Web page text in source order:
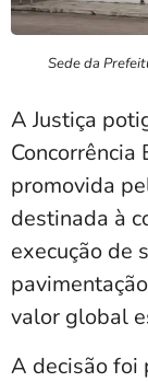
Sede da
A Justiça
Concorrência
promovida
destinada à
execução de
valor global
A decisão foi